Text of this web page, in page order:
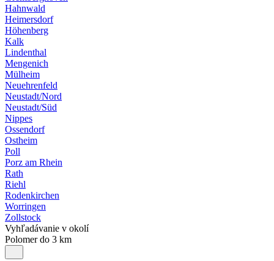
Hahnwald
Heimersdorf
Höhenberg
Kalk
Lindenthal
Mengenich
Mülheim
Neuehrenfeld
Neustadt/Nord
Neustadt/Süd
Nippes
Ossendorf
Ostheim
Poll
Porz am Rhein
Rath
Riehl
Rodenkirchen
Worringen
Zollstock
Vyhľadávanie v okolí
Polomer do 3 km